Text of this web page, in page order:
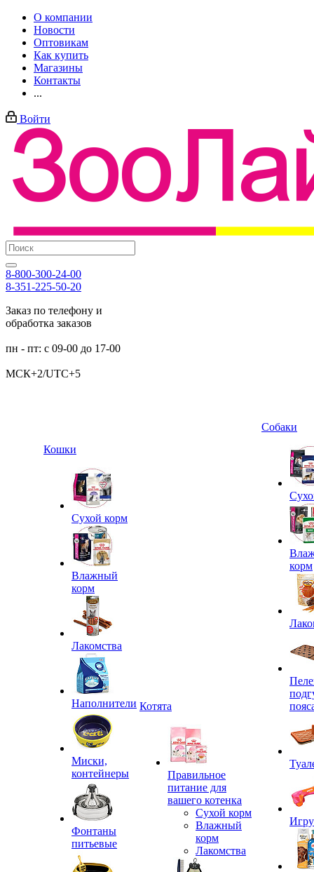
О компании
Новости
Оптовикам
Как купить
Магазины
Контакты
...
Войти
8-800-300-24-00
8-351-225-50-20
Заказ по телефону и
обработка заказов
пн - пт: с 09-00 до 17-00
МСК+2/UTC+5
Кошки
Сухой корм
Влажный
корм
Лакомства
Наполнители
Миски,
контейнеры
Фонтаны
питьевые
Котята
Правильное
питание для
вашего котенка
Сухой корм
Влажный
корм
Лакомства
Собаки
корм